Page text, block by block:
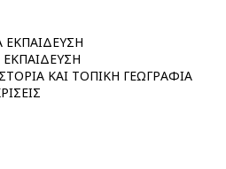
ΕΚΠΑΙΔΕΥΣΗ
ΚΑΙ ΤΟΠΙΚΗ ΓΕΩΓΡΑΦΙΑ